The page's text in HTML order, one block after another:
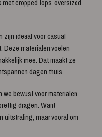
cropped tops, oversized
zijn ideaal voor casual
Deze materialen voelen
mee. Dat maakt ze
dagen thuis.
bewust voor materialen
dragen. Want
uitstraling, maar vooral om